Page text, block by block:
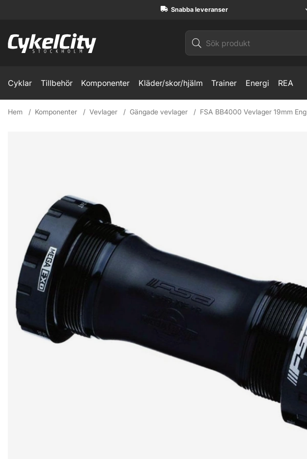
Snabba leveranser
Cyklar Tillbehör Komponenter Kläder/skor/hjälm Trainer Energi REA
Hem Komponenter Vevlager Gängade vevlager FSA BB4000 Vevlager 19mm Eng